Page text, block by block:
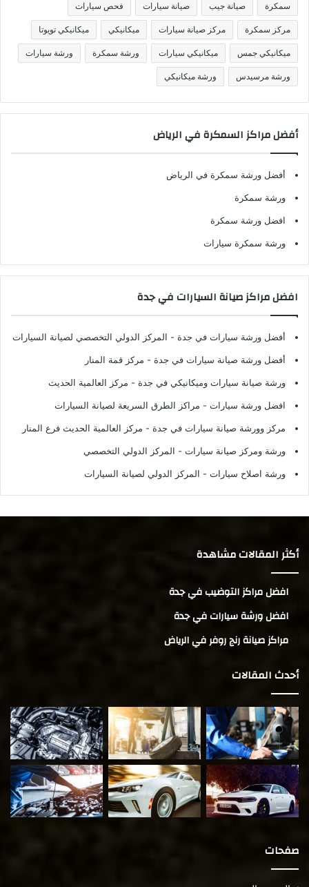
سمكرة صيانة جيب صيانة سيارات فحص سيارات
مركز سمكرة مركز صيانة سيارات ميكانيكي ميكانيكي تويوتا
ميكانيكي جمس ميكانيكي سيارات ورشة سمكرة ورشة سيارات
ورشة مرسيدس ورشة ميكانيكي
أفضل مراكز السمكرة في الرياض
أفضل ورشة سمكرة في الرياض
ورشة سمكرة
افضل ورشة سمكرة
ورشة سمكرة سيارات
افضل مراكز صيانة السيارات في جدة
أفضل ورشة سيارات في جدة - المركز الدولي التخصصي لصيانة السيارات
أفضل ورشة صيانة سيارات في جدة - مركز قمة المنار
ورشة صيانة سيارات وميكانيكي في جدة - مركز العالمية الحديث
افضل ورشة سيارات - مراكز الطرق السريعة لصيانة السيارات
مركز وورشة صيانة سيارات في جدة - مركز العالمية الحديث فرع المنار
ورشة ومركز صيانة سيارات - المركز الدولي التخصصي
ورشة اصلاح سيارات - المركز الدولي لصيانة السيارات
أكثر المقالات مشاهدة
افضل مراكز التوضيب في جدة
افضل ورشة سيارات في جدة
مراكز صيانة رنج روفر في الرياض
أحدث المقالات
صفحات